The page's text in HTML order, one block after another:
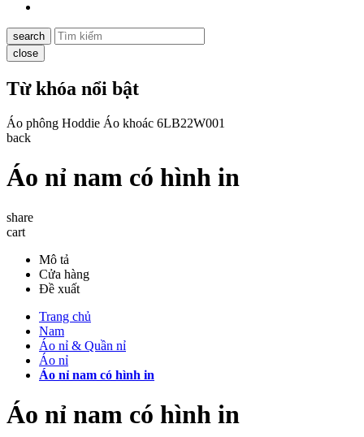
search
close
Từ khóa nổi bật
Áo phông Hoddie Áo khoác 6LB22W001
back
Áo nỉ nam có hình in
share
cart
Mô tả
Cửa hàng
Đề xuất
Trang chủ
Nam
Áo nỉ & Quần nỉ
Áo nỉ
Áo nỉ nam có hình in
Áo nỉ nam có hình in